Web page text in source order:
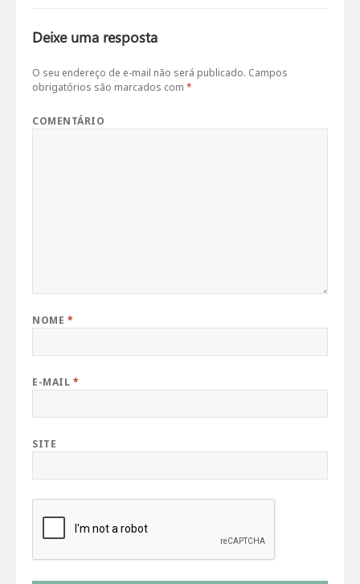
Deixe uma resposta
O seu endereço de e-mail não será publicado. Campos
obrigatórios são marcados com*
COMENTÁRIO
NOME *
E-MAIL *
SITE